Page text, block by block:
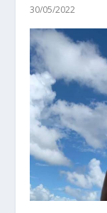
30/05/2022